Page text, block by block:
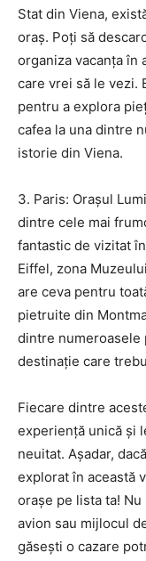
Stat din Viena,
oraș. Poți să
organiza vacanța în
care vrei să le vezi.
pentru a explora
cafea la una dintre
istorie din Viena.
3. Paris: Orașul
dintre cele mai
fantastic de vizitat
Eiffel, zona
are ceva pentru
pietruite din
dintre numeroasele
destinație care
Fiecare dintre
experiență unică și
neuitat. Așadar,
explorat în această
orașe pe lista ta!
avion sau mijlocul
găsești o cazare